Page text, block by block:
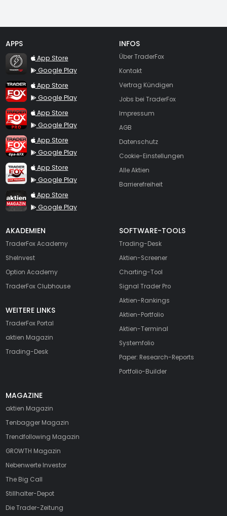
APPS
TraderFox Flash
App Store
Google Play
TraderFox App
App Store
Google Play
TraderFox Pro
App Store
Google Play
TraderFox dpa-AFX ProFeed
App Store
Google Play
TraderFox Live Trading
App Store
Google Play
TraderFox aktien Magazin
App Store
Google Play
INFOS
Über TraderFox
Kontakt
Vertrag Kündigen
Jobs bei TraderFox
Impressum
AGB
Datenschutz
Cookie-Einstellungen
Alle Aktien
Barrierefreiheit
AKADEMIEN
TraderFox Academy
SheInvest
Option Academy
TraderFox Clubhouse
WEITERE LINKS
TraderFox Portal
aktien Magazin
Trading-Desk
SOFTWARE-TOOLS
Trading-Desk
Aktien-Screener
Charting-Tool
Signal Trader Pro
Aktien-Rankings
Aktien-Portfolio
Aktien-Terminal
Systemfolio
Paper: Research-Reports
Portfolio-Builder
MAGAZINE
aktien Magazin
Tenbagger Magazin
Trendfollowing Magazin
GROWTH Magazin
Nebenwerte Investor
The Big Call
Stillhalter-Depot
Die Trader-Zeitung